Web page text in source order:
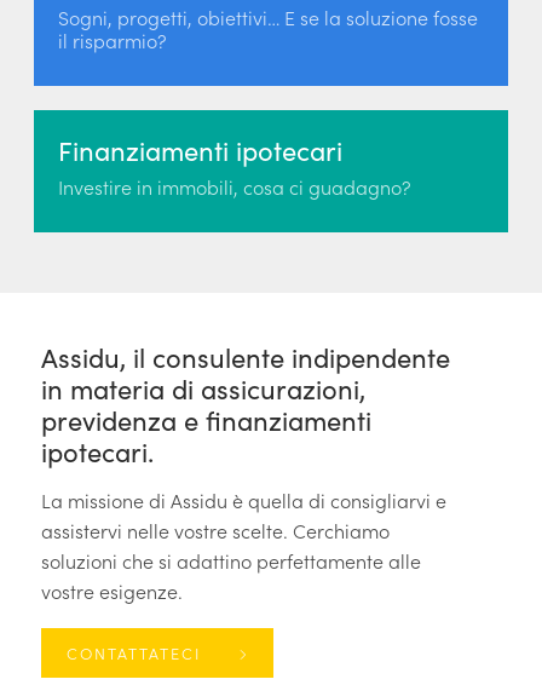
Sogni, progetti, obiettivi… E se la soluzione fosse
il risparmio?
Finanziamenti ipotecari
Investire in immobili, cosa ci guadagno?
Assidu, il consulente indipendente
in materia di assicurazioni,
previdenza e finanziamenti
ipotecari.
La missione di Assidu è quella di consigliarvi e
assistervi nelle vostre scelte. Cerchiamo
soluzioni che si adattino perfettamente alle
vostre esigenze.
CONTATTATECI